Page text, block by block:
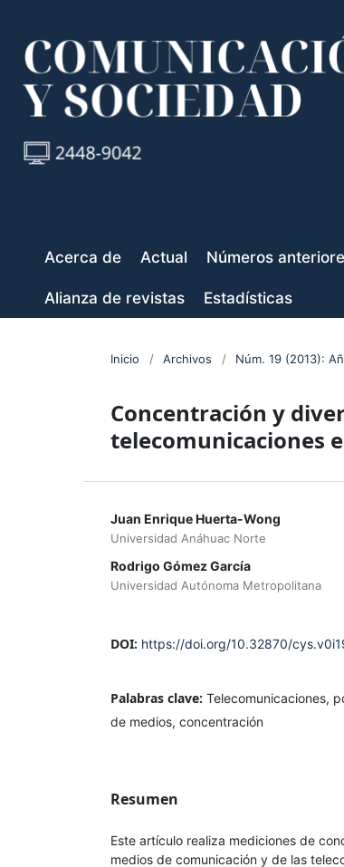
Acerca de Actual Números
Alianza de revistas Estadísticas
Inicio / Archivos / Núm. 19 (2013):
Concentración y
telecomunicaciones
Juan Enrique Huerta-Wong
Universidad Anáhuac Norte
Rodrigo Gómez García
Universidad Autónoma Metropolitana
DOI: https://doi.org/10.32870/
Palabras clave: Telecomunicaciones,
de medios, concentración
Resumen
Este artículo realiza mediciones de
medios de comunicación y de las